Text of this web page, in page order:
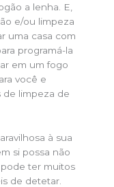
a lenha. E,
e/ou limpeza
uma casa com
programá-la
em um fogo
você e
de limpeza de
à sua
si possa não
ter muitos
de detetar.